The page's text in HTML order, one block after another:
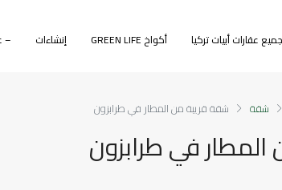
جميع عقارات أبيات تركيا أكواخ GREEN LIFE إنشاءات –
شقة شقة قريبة من المطار في طرابزون
في طرابزون